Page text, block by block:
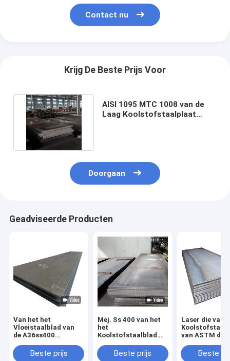
Contact nu
Krijg De Beste Prijs Voor
AISI 1095 MTC 1008 van de
Laag Koolstofstaalplaat
Doorgaan
Geadviseerde Producten
Van het het
Vloeistaalblad van
de A36ss400
Warmgewalste
12000mm
Beste prijs
Mej. Ss 400 van het
het
Koolstofstaalblad
het Metaalplaat 4x4
Beste prijs
Laser die van
van ASTM de
2000mmBeste